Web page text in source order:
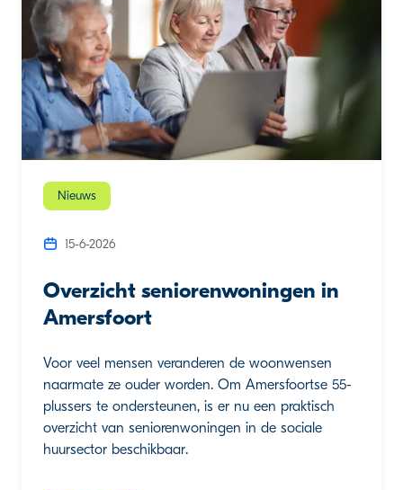
Nieuws
15-6-2026
Overzicht seniorenwoningen in
Amersfoort
Voor veel mensen veranderen de woonwensen
naarmate ze ouder worden. Om Amersfoortse 55-
plussers te ondersteunen, is er nu een praktisch
overzicht van seniorenwoningen in de sociale
huursector beschikbaar.